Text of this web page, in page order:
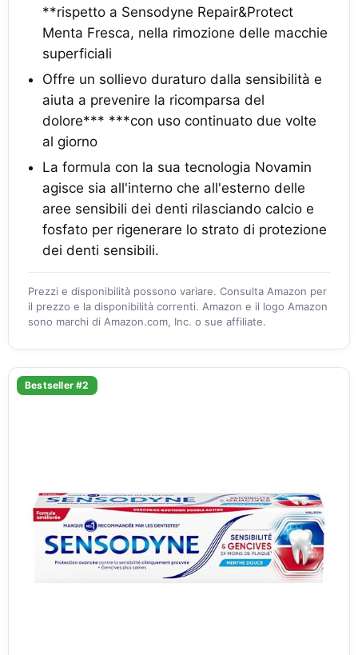
**rispetto a Sensodyne Repair&Protect
Menta Fresca, nella rimozione delle macchie
superficiali
Offre un sollievo duraturo dalla sensibilità e
aiuta a prevenire la ricomparsa del
dolore*** ***con uso continuato due volte
al giorno
La formula con la sua tecnologia Novamin
agisce sia all'interno che all'esterno delle
aree sensibili dei denti rilasciando calcio e
fosfato per rigenerare lo strato di protezione
dei denti sensibili.
Prezzi e disponibilità possono variare. Consulta Amazon per
il prezzo e la disponibilità correnti. Amazon e il logo Amazon
sono marchi di Amazon.com, Inc. o sue affiliate.
Bestseller #2